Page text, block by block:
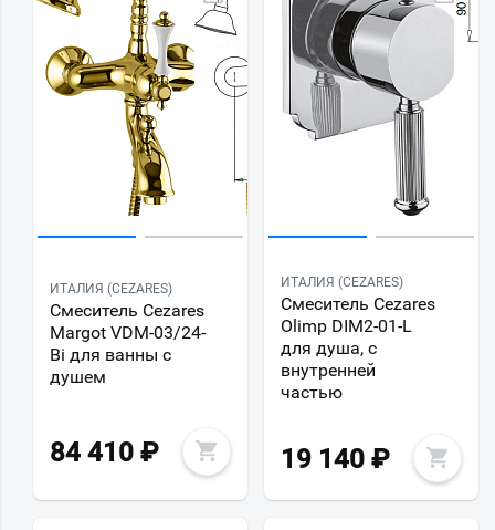
ИТАЛИЯ (CEZARES)
Смеситель Cezares
Margot VDM-03/24-
Bi для ванны с
душем
84 410 ₽
ИТАЛИЯ (CEZARES)
Смеситель Cezares
Olimp DIM2-01-L
для душа, с
внутренней
частью
19 140 ₽